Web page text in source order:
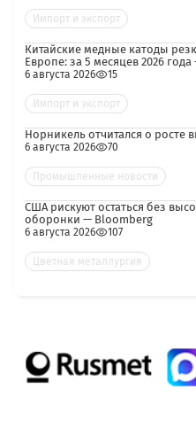
Импорт и экспорт
Китайские медные катоды
Европе: за 5 месяцев 2026
6 августа 2026 15
Импорт и экспорт
Норникель отчитался о росте
6 августа 2026 70
Промышленные новости
США рискуют остаться без
оборонки — Bloomberg
6 августа 2026 107
Цветная металлургия